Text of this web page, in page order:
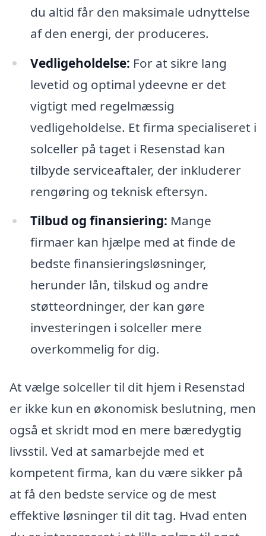
du altid får den maksimale udnyttelse
af den energi, der produceres.
Vedligeholdelse: For at sikre lang
levetid og optimal ydeevne er det
vigtigt med regelmæssig
vedligeholdelse. Et firma specialiseret i
solceller på taget i Resenstad kan
tilbyde serviceaftaler, der inkluderer
rengøring og teknisk eftersyn.
Tilbud og finansiering: Mange
firmaer kan hjælpe med at finde de
bedste finansieringsløsninger,
herunder lån, tilskud og andre
støtteordninger, der kan gøre
investeringen i solceller mere
overkommelig for dig.
At vælge solceller til dit hjem i Resenstad
er ikke kun en økonomisk beslutning, men
også et skridt mod en mere bæredygtig
livsstil. Ved at samarbejde med et
kompetent firma, kan du være sikker på
at få den bedste service og de mest
effektive løsninger til dit tag. Hvad enten